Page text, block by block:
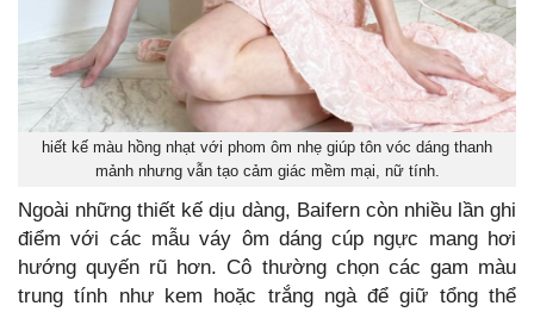
hiết kế màu hồng nhạt với phom ôm nhẹ giúp tôn vóc dáng thanh
mảnh nhưng vẫn tạo cảm giác mềm mại, nữ tính.
Ngoài những thiết kế dịu dàng, Baifern còn nhiều lần ghi
điểm với các mẫu váy ôm dáng cúp ngực mang hơi
hướng quyến rũ hơn. Cô thường chọn các gam màu
trung tính như kem hoặc trắng ngà để giữ tổng thể